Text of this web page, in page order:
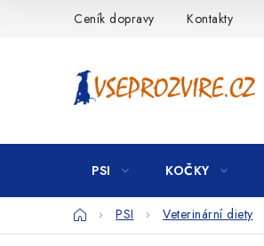
Ceník dopravy Kontakty
PSI KOČKY
DomůPSI Veterinární diety